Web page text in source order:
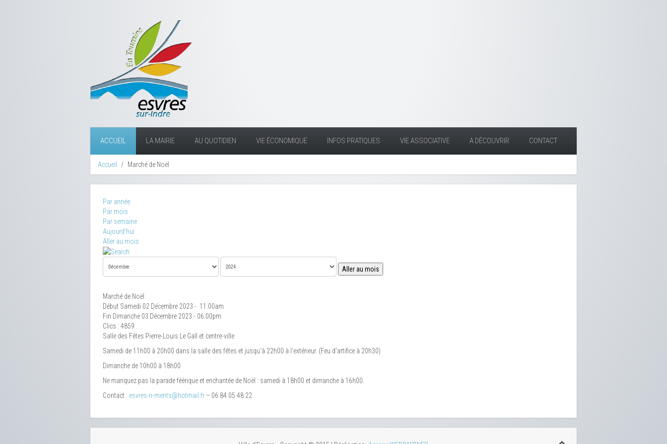
ACCUEIL LA MAIRIE AU QUOTIDIEN VIE ÉCONOMIQUE INFOS PRATIQUES VIE ASSOCIATIVE A DÉCOUVRIR CONTACT
Accueil Marché de Noël
Par année
Par mois
Par semaine
Aujourd'hui
Aller au mois
Aller au mois
Marché de Noël
Début Samedi 02 Décembre 2023 - 11:00am
Fin Dimanche 03 Décembre 2023 - 06:00pm
Clics : 4859
Salle des Fêtes Pierre-Louis Le Gall et centre-ville
Samedi de 11h00 à 20h00 dans la salle des fêtes et jusqu'à 22h00 à l'extérieur. (Feu d'artifice à 20h30)
Dimanche de 10h00 à 18h00
Ne manquez pas la parade féérique et enchantée de Noël : samedi à 18h00 et dimanche à 16h00.
Contact : esvres-n-ments@hotmail.fr – 06 84 05 48 22